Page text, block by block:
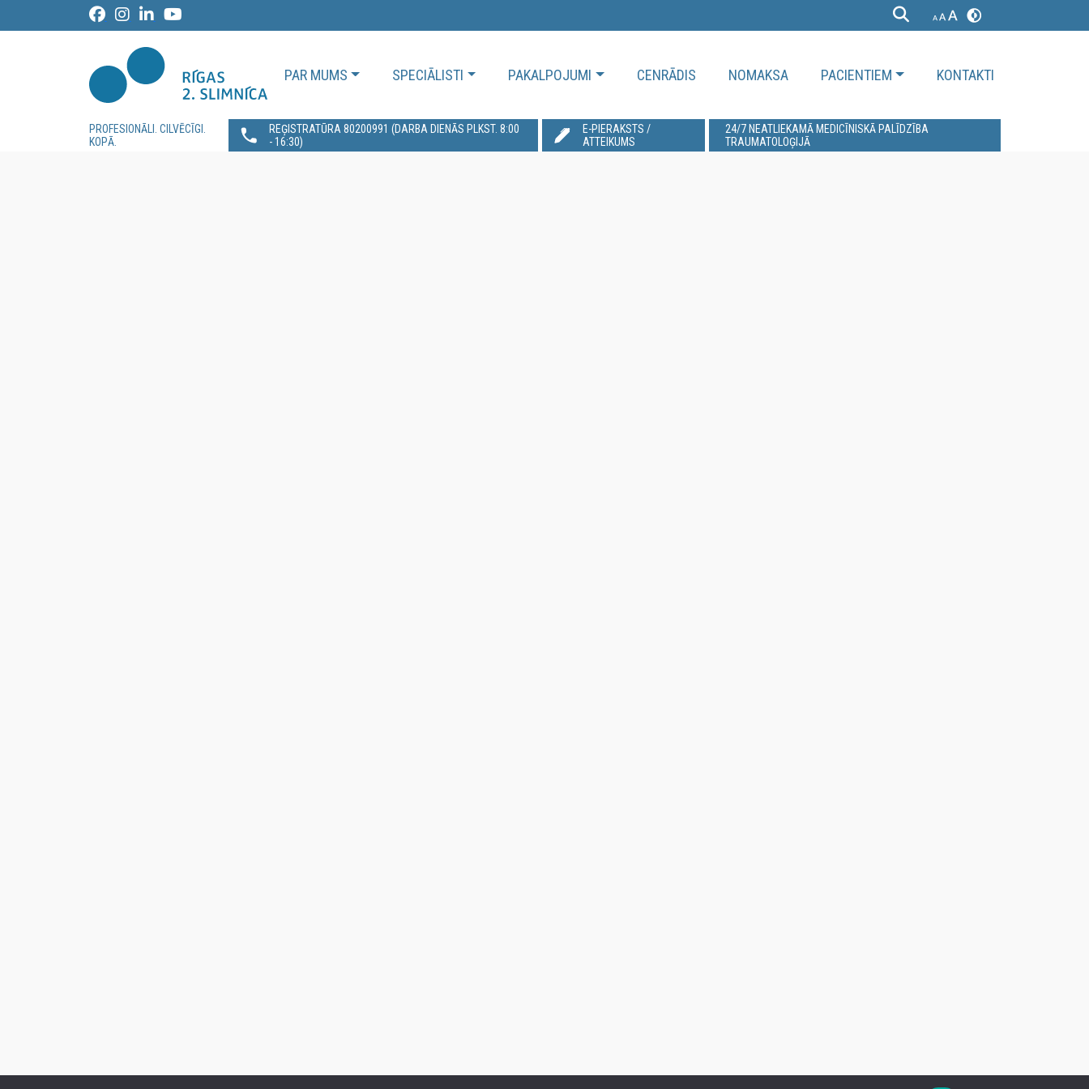
PAR MUMS SPECIĀLISTI PAKALPOJUMI CENRĀDIS NOMAKSA PACIENTIEM KONTAKTI
PROFESIONĀLI. CILVĒCĪGI.
KOPĀ.
REĢISTRATŪRA 80200991‬ (DARBA DIENĀS PLKST. 8:00
- 16:30)
E-PIERAKSTS /
ATTEIKUMS
24/7 NEATLIEKAMĀ MEDICĪNISKĀ PALĪDZĪBA
TRAUMATOLOĢIJĀ